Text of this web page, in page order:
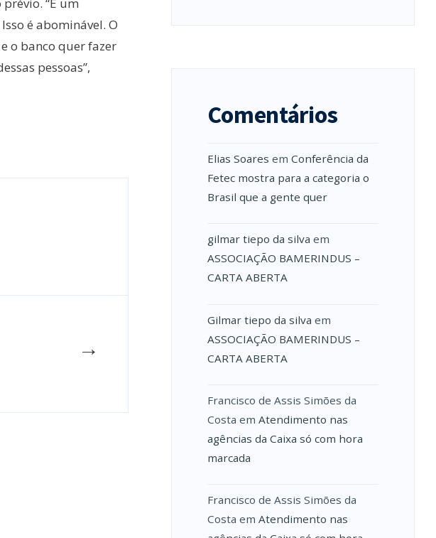
é abominável. O
o banco quer fazer
pessoas”,
→
Comentários
Elias Soares em Conferência da
Fetec mostra para a categoria o
Brasil que a gente quer
gilmar tiepo da silva em
ASSOCIAÇÃO BAMERINDUS –
CARTA ABERTA
Gilmar tiepo da silva em
ASSOCIAÇÃO BAMERINDUS –
CARTA ABERTA
Francisco de Assis Simões da
Costa em Atendimento nas
agências da Caixa só com hora
marcada
Francisco de Assis Simões da
Costa em Atendimento nas